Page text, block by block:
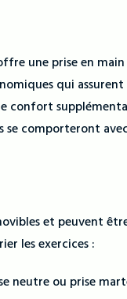
une prise en
qui
confort
se comporteront
et peuvent
les exercices :
neutre ou prise